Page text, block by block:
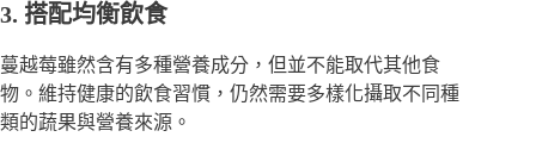
3. 搭配均衡飲食
蔓越莓雖然含有多種營養成分，但並不能取代其他食
物。維持健康的飲食習慣，仍然需要多樣化攝取不同種
類的蔬果與營養來源。